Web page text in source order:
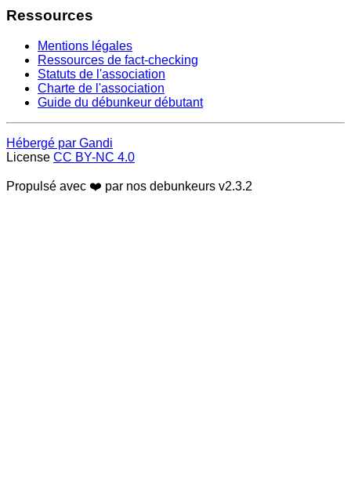
Ressources
Mentions légales
Ressources de fact-checking
Statuts de l'association
Charte de l'association
Guide du débunkeur débutant
Hébergé par Gandi
License CC BY-NC 4.0
Propulsé avec ❤️ par nos debunkeurs v2.3.2